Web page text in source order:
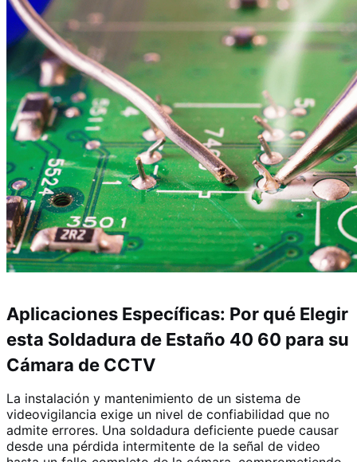
Aplicaciones Específicas: Por qué Elegir
esta Soldadura de Estaño 40 60 para su
Cámara de CCTV
La instalación y mantenimiento de un sistema de
videovigilancia exige un nivel de confiabilidad que no
admite errores. Una soldadura deficiente puede causar
desde una pérdida intermitente de la señal de video